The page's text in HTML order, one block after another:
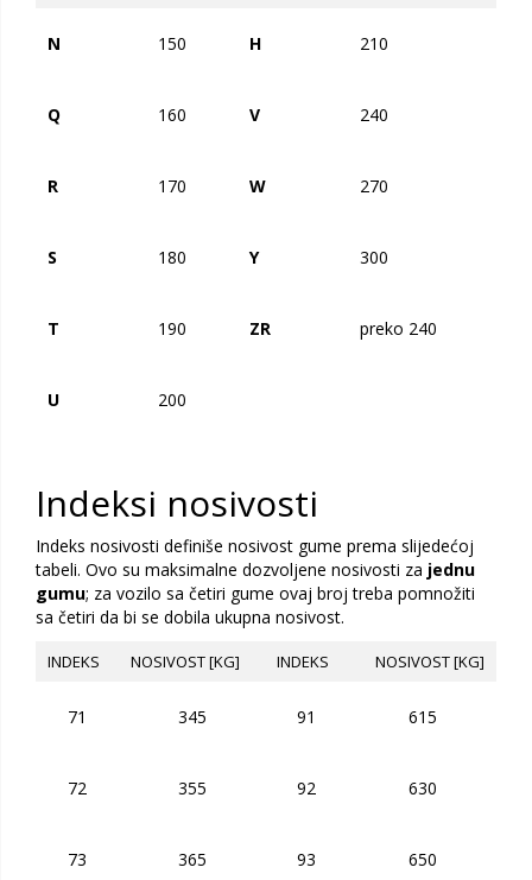
N 150 H 210
Q 160 V 240
R 170 W 270
S 180 Y 300
T 190 ZR preko 240
U 200
Indeksi nosivosti
Indeks nosivosti definiše nosivost gume prema slijedećoj
tabeli. Ovo su maksimalne dozvoljene nosivosti za jednu
gumu; za vozilo sa četiri gume ovaj broj treba pomnožiti
sa četiri da bi se dobila ukupna nosivost.
INDEKS NOSIVOST [KG] INDEKS NOSIVOST [KG]
71 345 91 615
72 355 92 630
73 365 93 650